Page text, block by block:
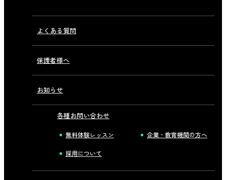
よくある質問
保護者様へ
お知らせ
各種お問い合わせ
無料体験レッスン 企業・教育機関の方へ
採用について